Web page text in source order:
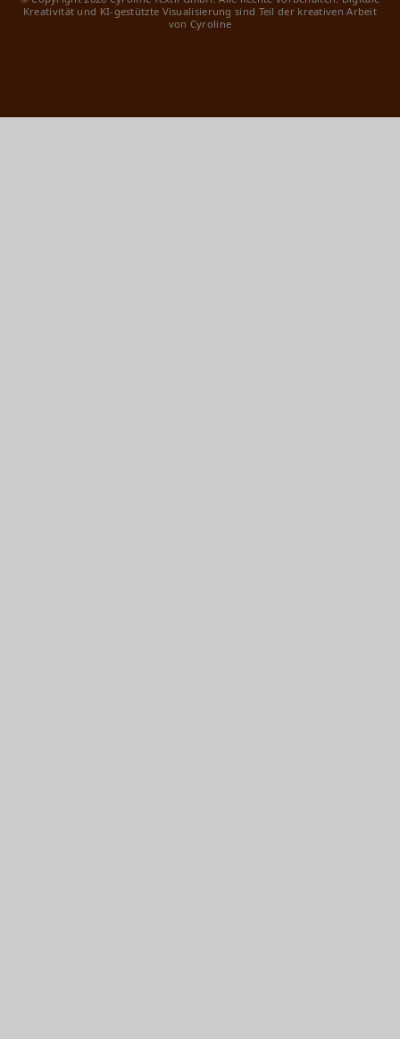
Kreativität und KI-gestützte Visualisierung sind Teil der kreativen Arbeit
von Cyroline